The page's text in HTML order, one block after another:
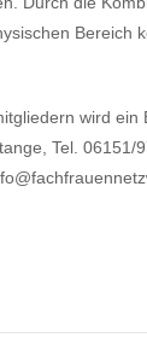
Bereich
wird
Tel. 06151/